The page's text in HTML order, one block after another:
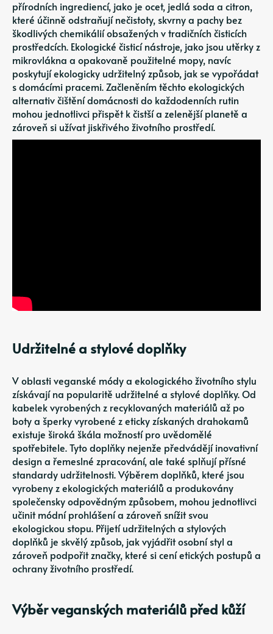
přírodních ingrediencí, jako je ocet, jedlá soda a citron,
které účinně odstraňují nečistoty, skvrny a pachy bez
škodlivých chemikálií obsažených v tradičních čisticích
prostředcích. Ekologické čisticí nástroje, jako jsou utěrky z
mikrovlákna a opakovaně použitelné mopy, navíc
poskytují ekologicky udržitelný způsob, jak se vypořádat
s domácími pracemi. Začleněním těchto ekologických
alternativ čištění domácnosti do každodenních rutin
mohou jednotlivci přispět k čistší a zelenější planetě a
zároveň si užívat jiskřivého životního prostředí.
Udržitelné a stylové doplňky
V oblasti veganské módy a ekologického životního stylu
získávají na popularitě udržitelné a stylové doplňky. Od
kabelek vyrobených z recyklovaných materiálů až po
boty a šperky vyrobené z eticky získaných drahokamů
existuje široká škála možností pro uvědomělé
spotřebitele. Tyto doplňky nejenže předvádějí inovativní
design a řemeslné zpracování, ale také splňují přísné
standardy udržitelnosti. Výběrem doplňků, které jsou
vyrobeny z ekologických materiálů a produkovány
společensky odpovědným způsobem, mohou jednotlivci
učinit módní prohlášení a zároveň snížit svou
ekologickou stopu. Přijetí udržitelných a stylových
doplňků je skvělý způsob, jak vyjádřit osobní styl a
zároveň podpořit značky, které si cení etických postupů a
ochrany životního prostředí.
Výběr veganských materiálů před kůží